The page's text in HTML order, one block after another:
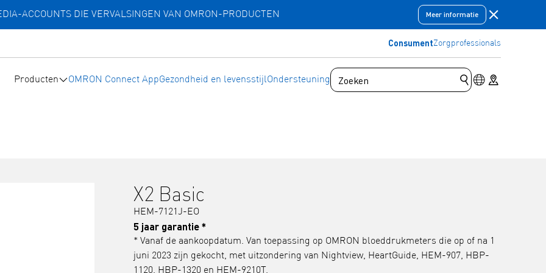
ACCOUNTS DIE VERVALSINGEN VAN OMRON-PRODUCTEN Meer informatie
ConsumentZorgprofessionals
Producten OMRON Connect AppGezondheid en levensstijlOndersteuning
Zoekopdracht
Schakelaar
Store locator
X2 Basic
HEM-7121J-EO
5 jaar garantie *
* Vanaf de aankoopdatum. Van toepassing op OMRON bloeddrukmeters die op of na 1
juni 2023 zijn gekocht, met uitzondering van Nightview, HeartGuide, HEM-907, HBP-
1120, HBP-1320 en HEM-9210T.